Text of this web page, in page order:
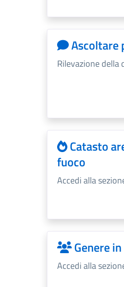
Ascoltare
Rilevazione della
Catasto
fuoco
Accedi alla
Genere
Accedi alla